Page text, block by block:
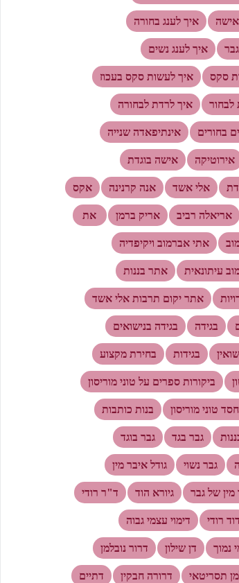
אישה איך לענג בחורה
איך לענג נשים
סקס איך לעשות סקס בעכוז
לבחור איך לרדת לבחורה
בחורים אינתיפאדה שנייה
אירוטיקה אישה בוגדת
אלי אשד אנה קרנינה אקס
אריאלה רביב אריק ברמן את
אתי אברמוב ויקיפדיה
עיתונאית אתר בננות
אתר יקום תרבות אלי אשד
בגידה בגידה בנישואים
בגידות בחירת מקצוע
ביקורות ספרים על טוני מוריסון
טוני מוריסון בנות כותבות
גבר בגד גבר בוגד
גבר נשוי גודל איבר מין
מין של גבר גיורא הוד ד"ר רודי
דוד רודי דימוי עצמי גבוה
נמוך דן שילון דרור נובלמן
תסריטאי דרורה חבקין דתיים